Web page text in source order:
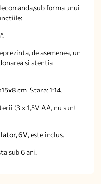
forma unui
de asemenea, un
si atentia
cm Scara: 1:14.
(3 x 1,5V AA, nu sunt
6V, este inclus.
sub 6 ani.